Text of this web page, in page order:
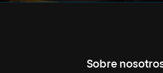
Sobre